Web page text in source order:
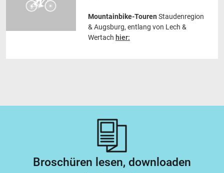
Mountainbike-Touren Staudenregion
& Augsburg, entlang von Lech &
Wertach hier:
Broschüren lesen, downloaden